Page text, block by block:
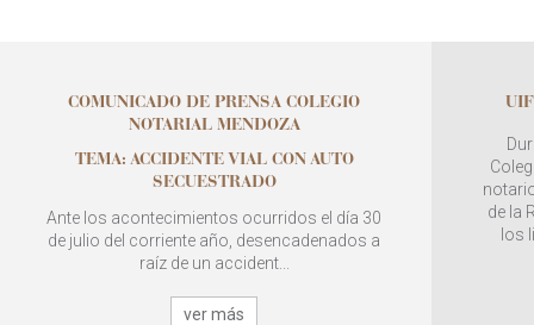
COMUNICADO DE PRENSA COLEGIO
NOTARIAL MENDOZA
TEMA: ACCIDENTE VIAL CON AUTO
SECUESTRADO
Ante los acontecimientos ocurridos el día 30
de julio del corriente año, desencadenados a
raíz de un accident...
ver más
de la
los